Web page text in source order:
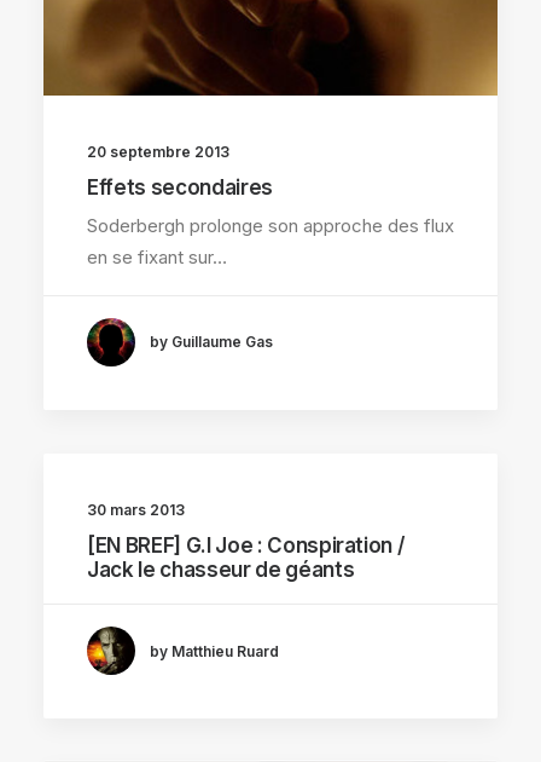
20 septembre 2013
Effets secondaires
Soderbergh prolonge son approche des flux
en se fixant sur…
by Guillaume Gas
30 mars 2013
[EN BREF] G.I Joe : Conspiration /
Jack le chasseur de géants
by Matthieu Ruard